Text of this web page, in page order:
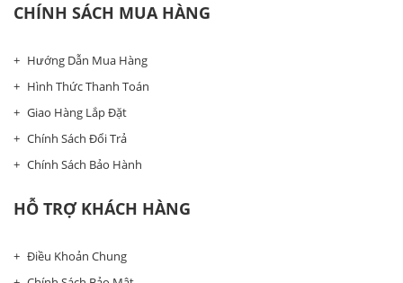
CHÍNH SÁCH MUA HÀNG
Hướng Dẫn Mua Hàng
Hình Thức Thanh Toán
Giao Hàng Lắp Đặt
Chính Sách Đổi Trả
Chính Sách Bảo Hành
HỖ TRỢ KHÁCH HÀNG
Điều Khoản Chung